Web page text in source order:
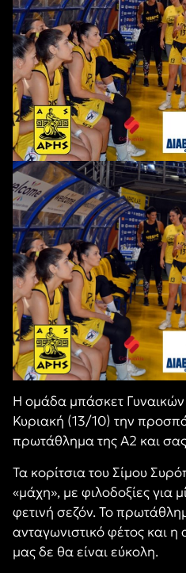
Η ομάδα μπάσκετ Γυναικών
Κυριακή (13/10) την
πρωτάθλημα της Α2 και σας
Τα κορίτσια του Σίμου
«μάχη», με φιλοδοξίες για
φετινή σεζόν. Το
ανταγωνιστικό φέτος και
μας δε θα είναι εύκολη.